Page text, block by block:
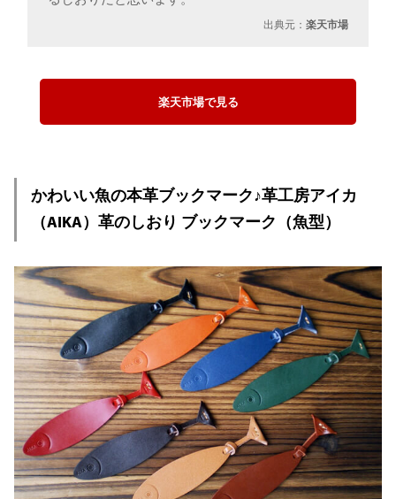
出典元：楽天市場
楽天市場で見る
かわいい魚の本革ブックマーク♪革工房アイカ
（AIKA）革のしおり ブックマーク（魚型）